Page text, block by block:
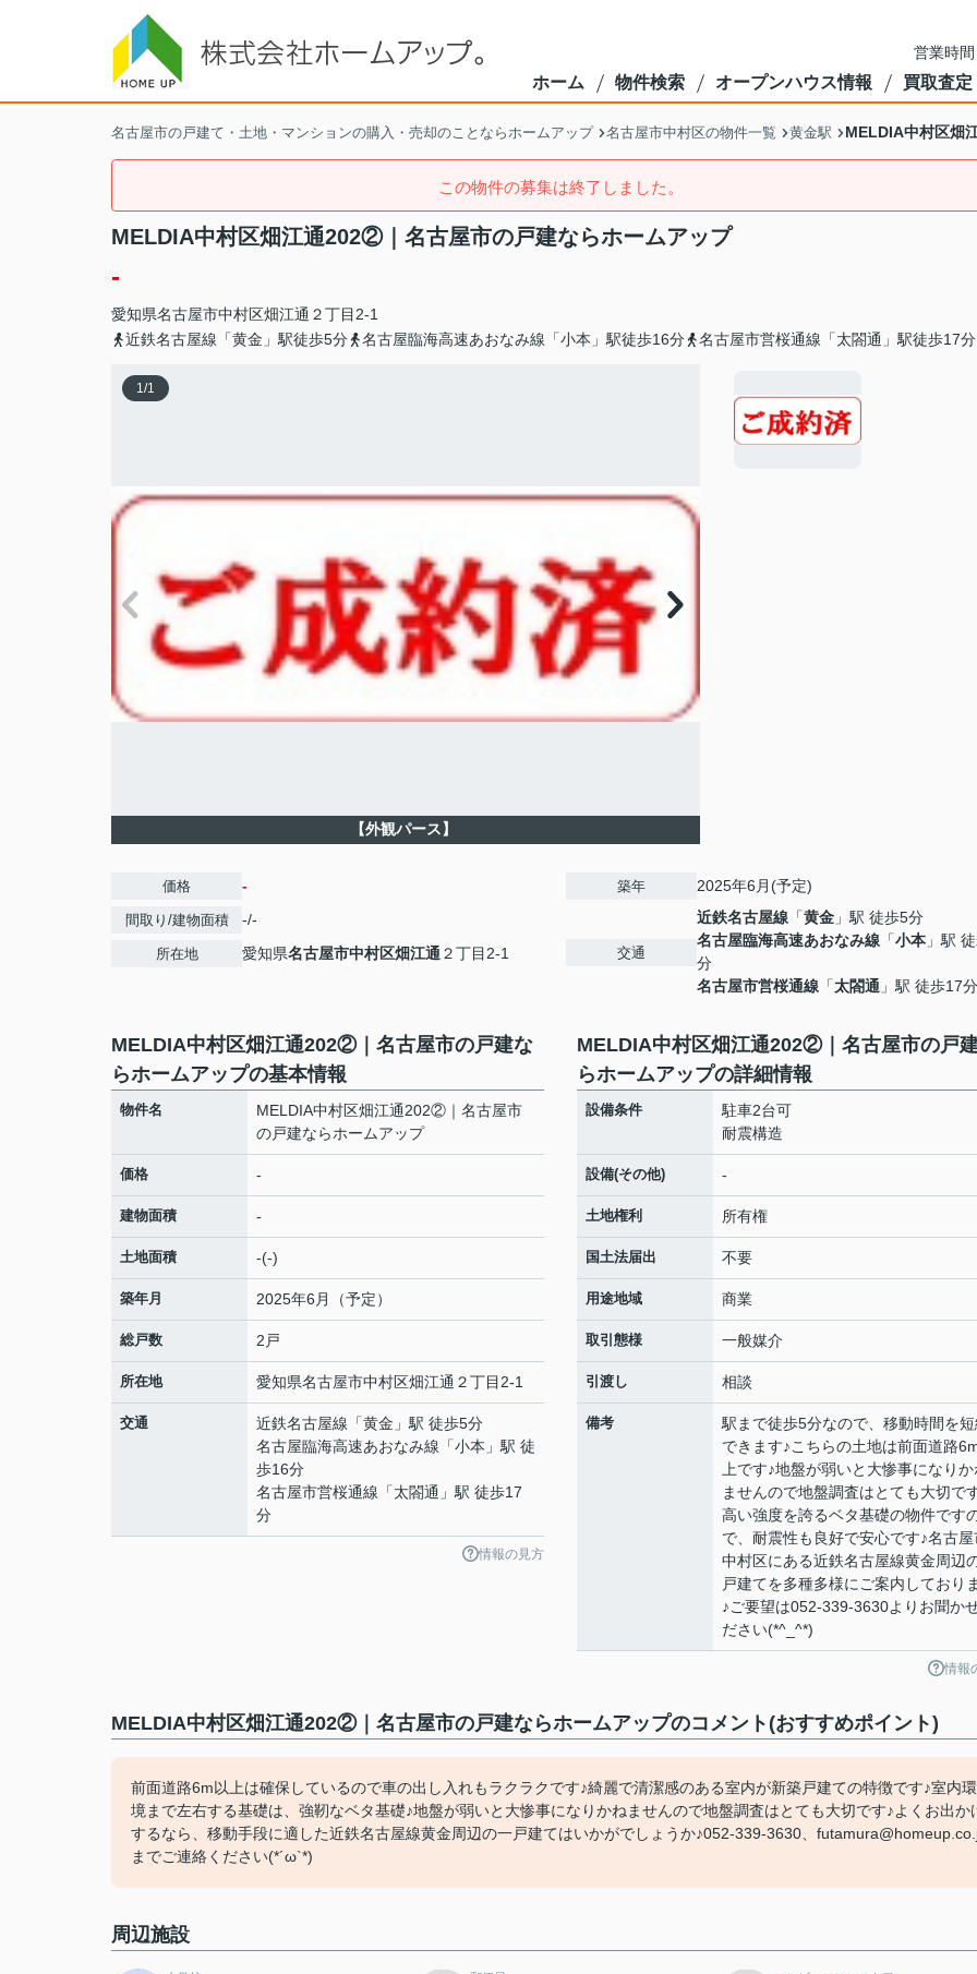
営業時
ホーム 物件検索 オープンハウス情報 買取査定
名古屋市の戸建て・土地・マンションの購入・売却のことならホームアップ 名古屋市中村区の物件一覧 黄金駅 MELDIA中村区畑
この物件の募集は終了しました。
MELDIA中村区畑江通202②｜名古屋市の戸建ならホームアップ
-
愛知県名古屋市中村区畑江通 ２丁目2-1
近鉄名古屋線「黄金」駅徒歩5分
名古屋臨海高速あおなみ線「小本」駅徒歩16分 名古屋市営桜通線「太閤通」駅徒歩17分
1/1
【外観パース】
価格 -
間取り/建物面積 -/-
所在地 愛知県名古屋市中村区畑江通 ２丁目2-1
築年 2025年6月(予定)
交通
近鉄名古屋線 「黄金 」駅 徒歩5分
名古屋臨海高速あおなみ線 「小本 」駅
分
名古屋市営桜通線 「太閤通 」駅 徒歩17分
MELDIA中村区畑江通202②｜名古屋市の戸建な
らホームアップの基本情報
物件名
MELDIA中村区畑江通202②｜名古屋市
の戸建ならホームアップ
価格 -
建物面積 -
土地面積 -(-)
築年月 2025年6月（予定）
総戸数 2戸
所在地 愛知県名古屋市中村区畑江通 ２丁目2-1
交通 近鉄名古屋線 「黄金 」駅 徒歩5分
名古屋臨海高速あおなみ線 「小本 」駅 徒
歩16分
名古屋市営桜通線 「太閤通 」駅 徒歩17
分
情報の見方
MELDIA中村区畑江通202②｜名古屋市の戸
らホームアップの詳細情報
設備条件
駐車2台可
耐震構造
設備(その他) -
土地権利 所有権
国土法届出 不要
用途地域 商業
取引態様 一般媒介
引渡し 相談
備考
駅まで徒歩5分なので、移動時間を
できます♪こちらの土地は前面道路
上です♪地盤が弱いと大惨事になりか
ませんので地盤調査はとても大切で
高い強度を誇るベタ基礎の物件です
で、耐震性も良好で安心です♪名古屋
中村区にある近鉄名古屋線黄金周辺
戸建てを多種多様にご案内しており
♪ご要望は052-339-3630よりお聞か
ださい(*^_^*)
情報
MELDIA中村区畑江通202②｜名古屋市の戸建ならホームアップのコメント(おすすめポイント)
前面道路6m以上は確保しているので車の出し入れもラクラクです♪綺麗で清潔感のある室内が新築戸建ての特徴です♪室内環
境まで左右する基礎は、強靭なベタ基礎♪地盤が弱いと大惨事になりかねませんので地盤調査はとても大切です♪よくお出か
するなら、移動手段に適した近鉄名古屋線黄金周辺の一戸建てはいかがでしょうか♪052-339-3630、
までご連絡ください(*´ω`*)
周辺施設